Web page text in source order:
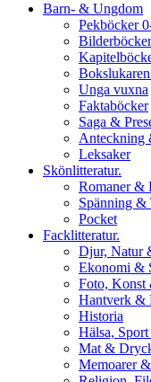
Barn- & Ungdom
Pekböcker
Unga vuxna
Faktaböcker
Saga &
Anteckning
Leksaker
Skönlitteratur.
Romaner &
Spänning &
Pocket
Facklitteratur.
Djur, Natur
Ekonomi &
Foto, Konst
Hantverk &
Historia
Hälsa,
Mat &
Memoarer